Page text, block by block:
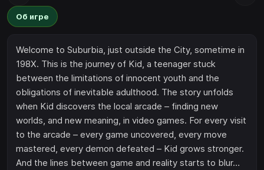
Об игре
Welcome to Suburbia, just outside the City, sometime in
198X. This is the journey of Kid, a teenager stuck
between the limitations of innocent youth and the
obligations of inevitable adulthood. The story unfolds
when Kid discovers the local arcade – finding new
worlds, and new meaning, in video games. For every visit
to the arcade – every game uncovered, every move
mastered, every demon defeated – Kid grows stronger.
And the lines between game and reality starts to blur…